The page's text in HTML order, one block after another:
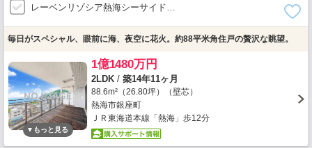
レーベンリゾシア熱海シーサイド…
毎日がスペシャル、眼前に海、夜空に花火。約88平米角住戸の贅沢な眺望。
1億1480万円
2LDK / 築14年11ヶ月
88.6m²（26.80坪）（壁芯）
熱海市銀座町
ＪＲ東海道本線「熱海」歩12分